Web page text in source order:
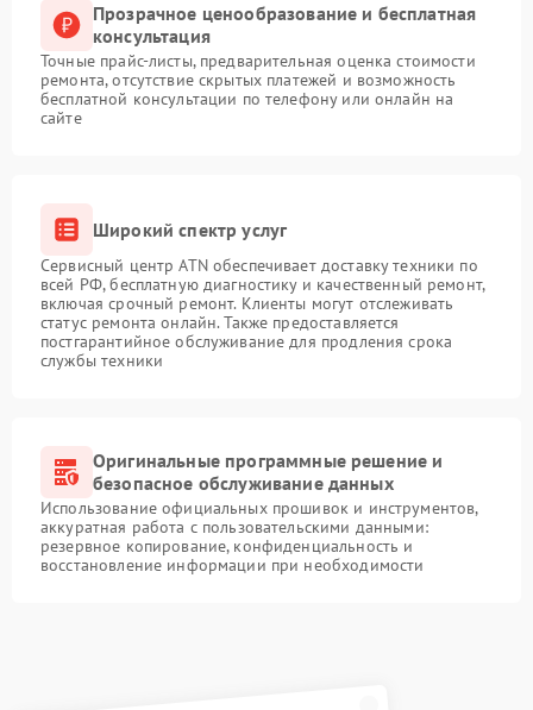
Прозрачное ценообразование и бесплатная
консультация
Точные прайс-листы, предварительная оценка стоимости
ремонта, отсутствие скрытых платежей и возможность
бесплатной консультации по телефону или онлайн на
сайте
Широкий спектр услуг
Сервисный центр ATN обеспечивает доставку техники по
всей РФ, бесплатную диагностику и качественный ремонт,
включая срочный ремонт. Клиенты могут отслеживать
статус ремонта онлайн. Также предоставляется
постгарантийное обслуживание для продления срока
службы техники
Оригинальные программные решение и
безопасное обслуживание данных
Использование официальных прошивок и инструментов,
аккуратная работа с пользовательскими данными:
резервное копирование, конфиденциальность и
восстановление информации при необходимости